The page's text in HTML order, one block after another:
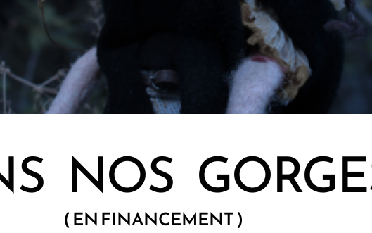
NOS
( EN FINANCEMENT )